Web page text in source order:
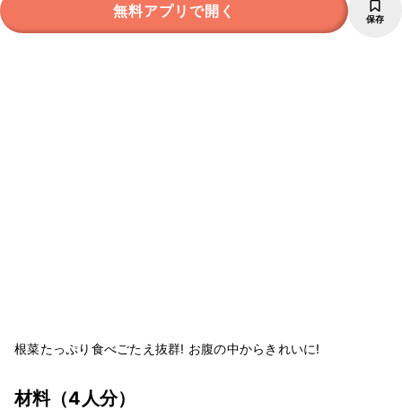
無料アプリで開く 保存
根菜たっぷり食べごたえ抜群! お腹の中からきれいに!
材料（4人分）